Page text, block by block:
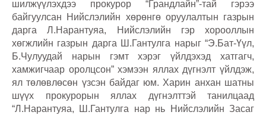
шилжүүлэхдээ прокурор “Грандлайн”-тай гэрээ
байгуулсан Нийслэлийн хөрөнгө оруулалтын газрын
дарга Л.Нарантуяа, Нийслэлийн гэр хорооллын
хөгжлийн газрын дарга Ш.Гантулга нарыг “Э.Бат-Үүл,
Б.Чулуудай нарын гэмт хэрэг үйлдэхэд хатгагч,
хамжигчаар оролцсон” хэмээн яллах дүгнэлт үйлдэж,
ял төлөвлөсөн үзсэн байдаг юм. Харин анхан шатны
шүүх прокурорын яллах дүгнэлттэй танилцаад
“Л.Нарантуяа, Ш.Гантулга нар нь Нийслэлийн Засаг